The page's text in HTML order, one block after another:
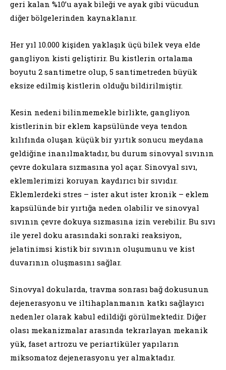
geri kalan %10’u ayak bileği ve ayak gibi vücudun
diğer bölgelerinden kaynaklanır.
Her yıl 10.000 kişiden yaklaşık üçü bilek veya elde
gangliyon kisti geliştirir. Bu kistlerin ortalama
boyutu 2 santimetre olup, 5 santimetreden büyük
eksize edilmiş kistlerin olduğu bildirilmiştir.
Kesin nedeni bilinmemekle birlikte, gangliyon
kistlerinin bir eklem kapsülünde veya tendon
kılıfında oluşan küçük bir yırtık sonucu meydana
geldiğine inanılmaktadır, bu durum sinovyal sıvının
çevre dokulara sızmasına yol açar. Sinovyal sıvı,
eklemlerimizi koruyan kaydırıcı bir sıvıdır.
Eklemlerdeki stres – ister akut ister kronik – eklem
kapsülünde bir yırtığa neden olabilir ve sinovyal
sıvının çevre dokuya sızmasına izin verebilir. Bu sıvı
ile yerel doku arasındaki sonraki reaksiyon,
jelatinimsi kistik bir sıvının oluşumunu ve kist
duvarının oluşmasını sağlar.
Sinovyal dokularda, travma sonrası bağ dokusunun
dejenerasyonu ve iltihaplanmanın katkı sağlayıcı
nedenler olarak kabul edildiği görülmektedir. Diğer
olası mekanizmalar arasında tekrarlayan mekanik
yük, faset artrozu ve periartiküler yapıların
miksomatoz dejenerasyonu yer almaktadır.